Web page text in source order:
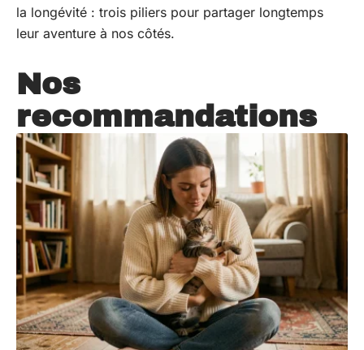
la longévité : trois piliers pour partager longtemps
leur aventure à nos côtés.
Nos
recommandations